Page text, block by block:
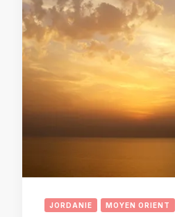
JORDANIE MOYEN ORIENT